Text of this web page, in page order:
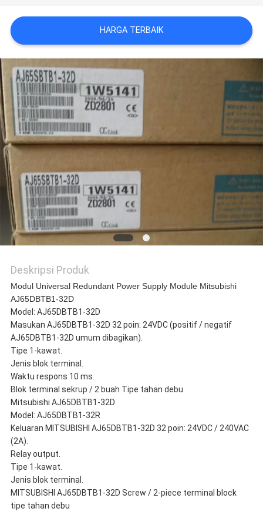
BERITA
SEMUA
KASUS
QUOTE
REQUEST
SUATU
SITEMAP
KEBIJAKAN
PRIVASI
HARGA TERBAIK
Deskripsi Produk
Modul Universal Redundant Power Supply Module Mitsubishi
AJ65DBTB1-32D
Model: AJ65DBTB1-32D
Masukan AJ65DBTB1-32D 32 poin: 24VDC (positif / negatif
AJ65DBTB1-32D umum dibagikan).
Tipe 1-kawat.
Jenis blok terminal.
Waktu respons 10 ms.
Blok terminal sekrup / 2 buah Tipe tahan debu
Mitsubishi AJ65DBTB1-32D
Model: AJ65DBTB1-32R
Keluaran MITSUBISHI AJ65DBTB1-32D 32 poin: 24VDC / 240VAC
(2A).
Relay output.
Tipe 1-kawat.
Jenis blok terminal.
MITSUBISHI AJ65DBTB1-32D Screw / 2-piece terminal block
tipe tahan debu